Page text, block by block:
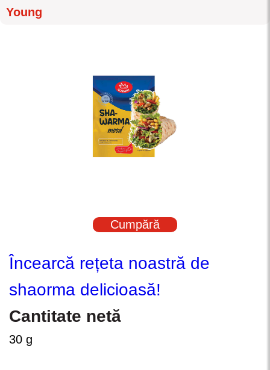
Young
Cumpără
Încearcă rețeta noastră de
shaorma delicioasă!
Cantitate netă
30 g